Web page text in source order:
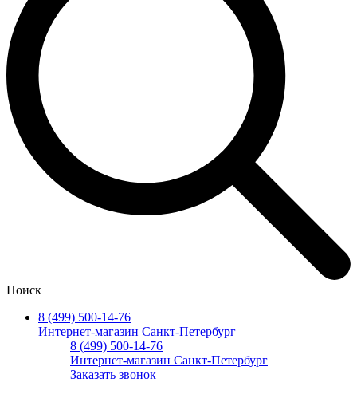
Поиск
8 (499) 500-14-76
Интернет-магазин Санкт-Петербург
8 (499) 500-14-76
Интернет-магазин Санкт-Петербург
Заказать звонок